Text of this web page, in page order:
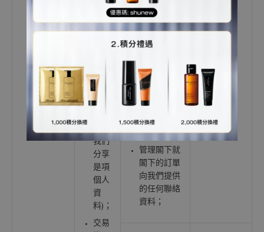
社交
媒體
用社
交媒
體登
我們
分享
是項
個人
資
料)；
交易
訊 (信用卡
號
碼/Paypal、
支付寶或微
銀行賬戶詳
情) 並非由
我們收集，
而是由支付
服務提供者
直接收集；
管理閣下就
閣下的訂單
向我們提供
的任何聯絡
資料；